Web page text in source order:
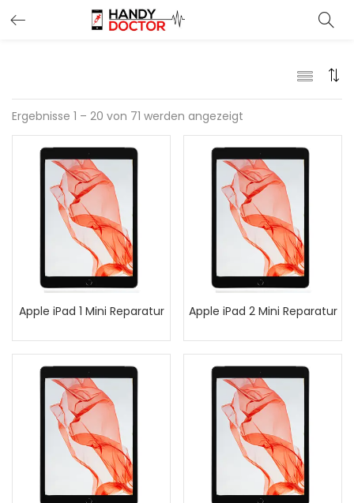
Ergebnisse 1 – 20 von 71 werden angezeigt
Apple iPad 1 Mini Reparatur Apple iPad 2 Mini Reparatur